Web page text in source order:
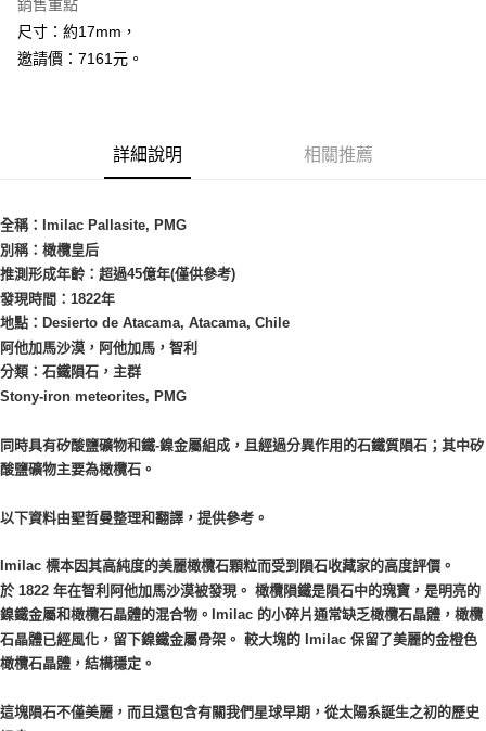
7-11取貨付款
每筆NT$80，滿NT$3,000(含以上)免運費
郵局幫你送（離島）
付款後門市自取
免運費
銷售重點
尺寸：約17mm，
邀請價：7161元。
詳細說明 相關推薦
全稱：Imilac Pallasite, PMG
別稱：橄欖皇后
推測形成年齡：超過45億年(僅供參考)
發現時間：1822年
地點：Desierto de Atacama, Atacama, Chile
阿他加馬沙漠，阿他加馬，智利
分類：石鐵隕石，主群
Stony-iron meteorites, PMG
同時具有矽酸鹽礦物和鐵-鎳金屬組成，且經過分異作用的石鐵質隕石；其中矽
酸鹽礦物主要為橄欖石。
以下資料由聖哲曼整理和翻譯，提供參考。
Imilac 標本因其高純度的美麗橄欖石顆粒而受到隕石收藏家的高度評價。
於 1822 年在智利阿他加馬沙漠被發現。 橄欖隕鐵是隕石中的瑰寶，是明亮的
鎳鐵金屬和橄欖石晶體的混合物。Imilac 的小碎片通常缺乏橄欖石晶體，橄欖
石晶體已經風化，留下鎳鐵金屬骨架。 較大塊的 Imilac 保留了美麗的金橙色
橄欖石晶體，結構穩定。
這塊隕石不僅美麗，而且還包含有關我們星球早期，從太陽系誕生之初的歷史